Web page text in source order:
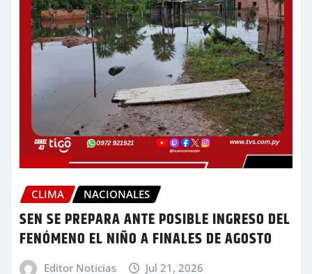
CLIMA NACIONALES
SEN SE PREPARA ANTE POSIBLE INGRESO DEL
FENÓMENO EL NIÑO A FINALES DE AGOSTO
Editor Noticias Jul 21, 2026